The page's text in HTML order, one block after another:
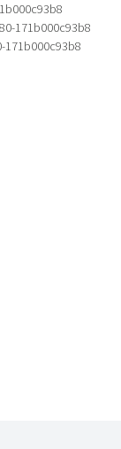
171b000c93b8
171b000c93b8